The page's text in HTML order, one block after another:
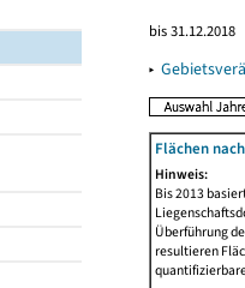
bis 31.12.2018
▸
Flächen
Hinweis:
Bis 2013
Überführung
resultieren